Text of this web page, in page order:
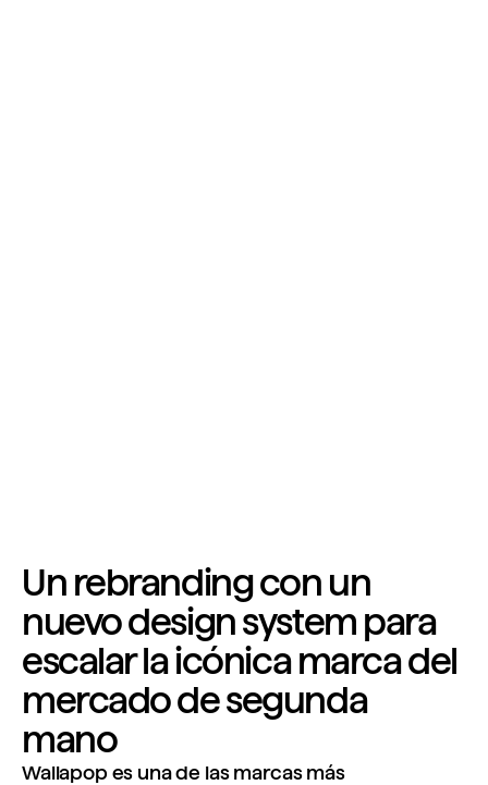
Un rebranding con un
nuevo design system para
escalar la icónica marca del
mercado de segunda
mano
Wallapop es una de las marcas más